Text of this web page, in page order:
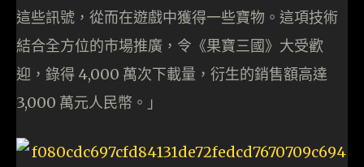
這些訊號，從而在遊戲中獲得一些寶物。這項技術
結合全方位的市場推廣，令《果寶三國》大受歡
迎，錄得 4,000 萬次下載量，衍生的銷售額高達
3,000 萬元人民幣。」